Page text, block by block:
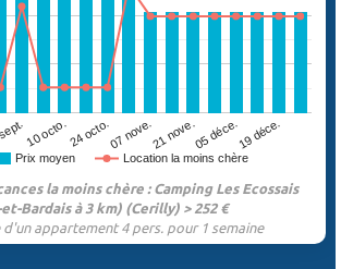
Prix moyen Location la moins chère
10 octo.24 octo.07 nove.21 nove.05 déce.19 déce.
la moins chère : Camping Les Ecossais
Bardais à 3 km) (Cerilly) > 252 €
d'un appartement 4 pers. pour 1 semaine